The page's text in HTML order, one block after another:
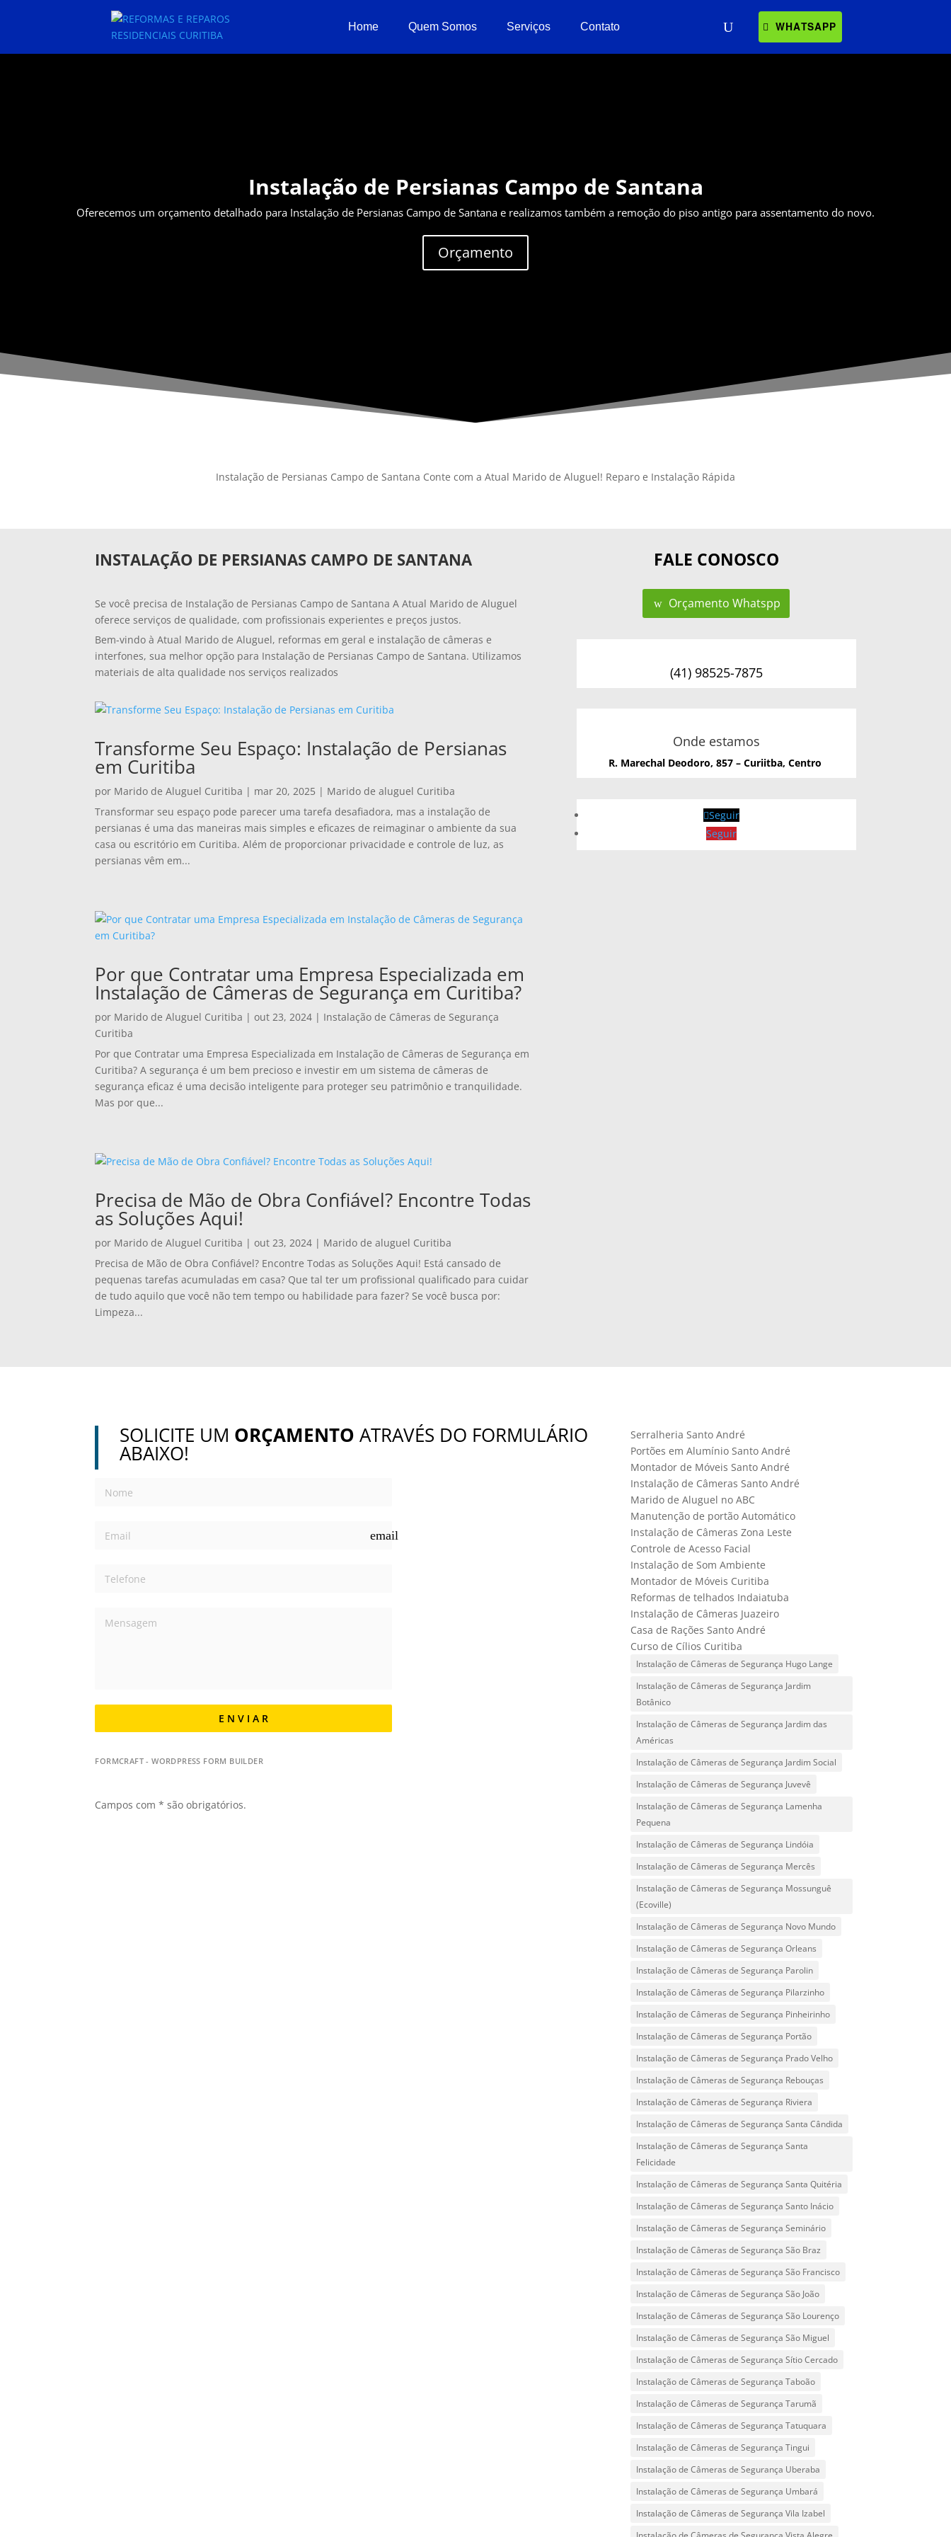
Home Quem Somos Serviços Contato WHATSAPP
Instalação de Persianas Campo de Santana
Oferecemos um orçamento detalhado para Instalação de Persianas Campo de Santana e realizamos também a remoção do piso antigo para assentamento do novo.
Orçamento
Instalação de Persianas Campo de Santana Conte com a Atual Marido de Aluguel! Reparo e Instalação Rápida
INSTALAÇÃO DE PERSIANAS CAMPO DE SANTANA
Se você precisa de Instalação de Persianas Campo de Santana A Atual Marido de Aluguel
oferece serviços de qualidade, com profissionais experientes e preços justos.
Bem-vindo à Atual Marido de Aluguel, reformas em geral e instalação de câmeras e
interfones, sua melhor opção para Instalação de Persianas Campo de Santana. Utilizamos
materiais de alta qualidade nos serviços realizados
Transforme Seu Espaço: Instalação de Persianas
em Curitiba
por Marido de Aluguel Curitiba | mar 20, 2025 | Marido de aluguel Curitiba
Transformar seu espaço pode parecer uma tarefa desafiadora, mas a instalação de
persianas é uma das maneiras mais simples e eficazes de reimaginar o ambiente da sua
casa ou escritório em Curitiba. Além de proporcionar privacidade e controle de luz, as
persianas vêm em...
Por que Contratar uma Empresa Especializada em
Instalação de Câmeras de Segurança em Curitiba?
por Marido de Aluguel Curitiba |out 23, 2024 | Instalação de Câmeras de Segurança
Curitiba
Por que Contratar uma Empresa Especializada em Instalação de Câmeras de Segurança em
Curitiba? A segurança é um bem precioso e investir em um sistema de câmeras de
segurança eficaz é uma decisão inteligente para proteger seu patrimônio e tranquilidade.
Mas por que...
Precisa de Mão de Obra Confiável? Encontre Todas
as Soluções Aqui!
por Marido de Aluguel Curitiba |out 23, 2024 | Marido de aluguel Curitiba
Precisa de Mão de Obra Confiável? Encontre Todas as Soluções Aqui! Está cansado de
pequenas tarefas acumuladas em casa? Que tal ter um profissional qualificado para cuidar
de tudo aquilo que você não tem tempo ou habilidade para fazer? Se você busca por:
Limpeza...
FALE CONOSCO
Orçamento Whatspp
(41) 98525-7875
Onde estamos
R. Marechal Deodoro, 857 – Curiitba, Centro
Seguir
Seguir
SOLICITE UM ORÇAMENTO ATRAVÉS DO FORMULÁRIO
ABAIXO!
email
E N V I A R
FORMCRAFT - WORDPRESS FORM BUILDER
Campos com * são obrigatórios.
Serralheria Santo André
Portões em Alumínio Santo André
Montador de Móveis Santo André
Instalação de Câmeras Santo André
Marido de Aluguel no ABC
Manutenção de portão Automático
Instalação de Câmeras Zona Leste
Controle de Acesso Facial
Instalação de Som Ambiente
Montador de Móveis Curitiba
Reformas de telhados Indaiatuba
Instalação de Câmeras Juazeiro
Casa de Rações Santo André
Curso de Cílios Curitiba
Instalação de Câmeras de Segurança Hugo Lange
Instalação de Câmeras de Segurança Jardim
Botânico
Instalação de Câmeras de Segurança Jardim das
Américas
Instalação de Câmeras de Segurança Jardim Social
Instalação de Câmeras de Segurança Juvevê
Instalação de Câmeras de Segurança Lamenha
Pequena
Instalação de Câmeras de Segurança Lindóia
Instalação de Câmeras de Segurança Mercês
Instalação de Câmeras de Segurança Mossunguê
(Ecoville)
Instalação de Câmeras de Segurança Novo Mundo
Instalação de Câmeras de Segurança Orleans
Instalação de Câmeras de Segurança Parolin
Instalação de Câmeras de Segurança Pilarzinho
Instalação de Câmeras de Segurança Pinheirinho
Instalação de Câmeras de Segurança Portão
Instalação de Câmeras de Segurança Prado Velho
Instalação de Câmeras de Segurança Rebouças
Instalação de Câmeras de Segurança Riviera
Instalação de Câmeras de Segurança Santa Cândida
Instalação de Câmeras de Segurança Santa
Felicidade
Instalação de Câmeras de Segurança Santa Quitéria
Instalação de Câmeras de Segurança Santo Inácio
Instalação de Câmeras de Segurança Seminário
Instalação de Câmeras de Segurança São Braz
Instalação de Câmeras de Segurança São Francisco
Instalação de Câmeras de Segurança São João
Instalação de Câmeras de Segurança São Lourenço
Instalação de Câmeras de Segurança São Miguel
Instalação de Câmeras de Segurança Sítio Cercado
Instalação de Câmeras de Segurança Taboão
Instalação de Câmeras de Segurança Tarumã
Instalação de Câmeras de Segurança Tatuquara
Instalação de Câmeras de Segurança Tingui
Instalação de Câmeras de Segurança Uberaba
Instalação de Câmeras de Segurança Umbará
Instalação de Câmeras de Segurança Vila Izabel